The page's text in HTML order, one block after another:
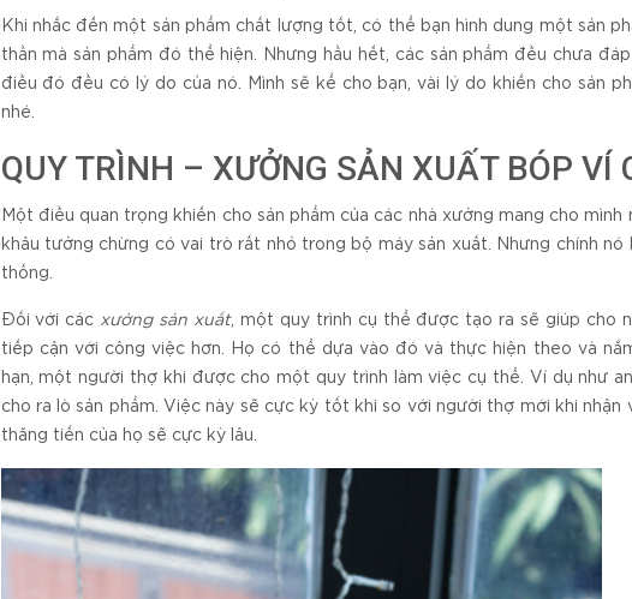
Khi nhắc đến một sản phẩm chất lượng tốt, có thể bạn hình dung một sản
thần mà sản phẩm đó thể hiện. Nhưng hầu hết, các sản phẩm đều chưa
điều đó đều có lý do của nó. Mình sẽ kể cho bạn, vài lý do khiến cho sản
nhé.
QUY TRÌNH – XƯỞNG SẢN XUẤT BÓP VÍ
Một điều quan trọng khiến cho sản phẩm của các nhà xưởng mang cho
khâu tưởng chừng có vai trò rất nhỏ trong bộ máy sản xuất. Nhưng chính
thống.
Đối với các xưởng sản xuất, một quy trình cụ thể được tạo ra sẽ giúp cho
tiếp cận với công việc hơn. Họ có thể dựa vào đó và thực hiện theo và
hạn, một người thợ khi được cho một quy trình làm việc cụ thể. Ví dụ như
cho ra lò sản phẩm. Việc này sẽ cực kỳ tốt khi so với người thợ mới khi
thăng tiến của họ sẽ cực kỳ lâu.